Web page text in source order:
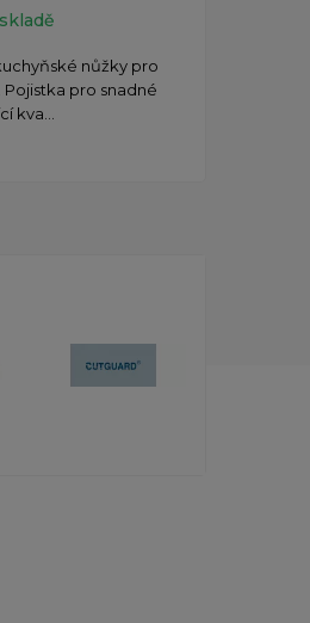
nůžky pro
pro snadné
kva...